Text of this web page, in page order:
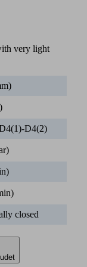
very light
D4(2)
closed